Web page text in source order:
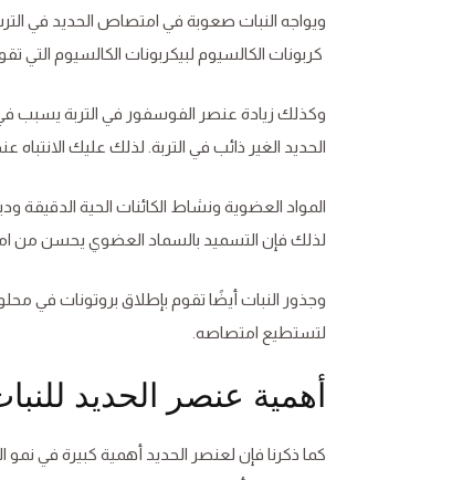
ويواجه النبات صعوبة في امتصاص الحديد في
كربونات الكالسيوم لبيكربونات الكالسيوم التي
وكذلك زيادة عنصر الفوسفور في التربة يسبب
الحديد الغير ذائب في التربة. لذلك عليك الانتباه
المواد العضوية ونشاط الكائنات الحية
لذلك فإن التسميد بالسماد العضوي يحسن من
وجذور النبات أيضًا تقوم بإطلاق بروتونات في
لتستطيع امتصاصه.
أهمية عنصر الحديد
كما ذكرنا فإن لعنصر الحديد أهمية كبيرة في نمو